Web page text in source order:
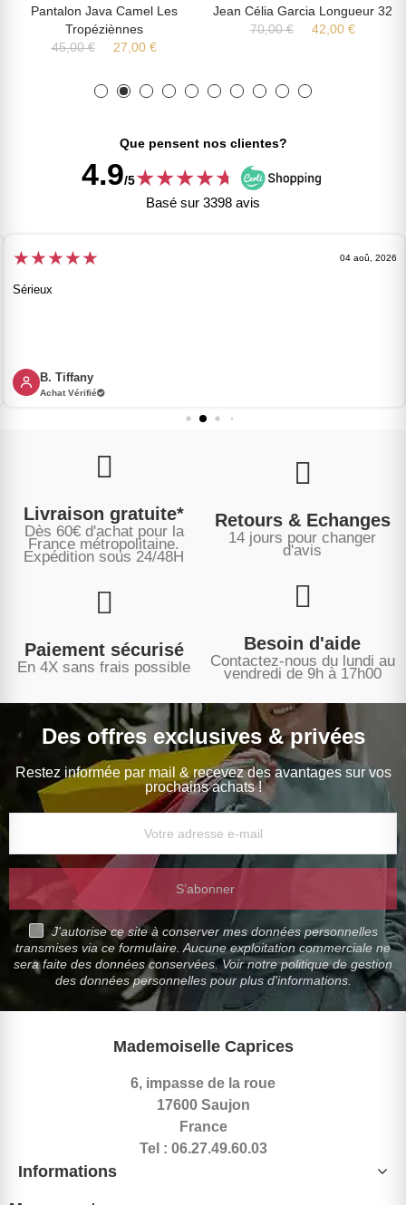
Pantalon Java Camel Les
Tropéziènnes
45,00 €
27,00 €
Jean Célia Garcia Longueur 32
70,00 €
42,00 €
Que pensent nos clientes?
4.9/5★★★★★
★
Basé sur 3398 avis
★★★★★ 04 aoû, 2026
Sérieux
B. Tiffany
Achat Vérifié
Livraison gratuite*
Dès 60€ d'achat pour la
France métropolitaine.
Expédition sous 24/48H
Retours & Echanges
14 jours pour changer
d'avis
Paiement sécurisé
En 4X sans frais possible
Besoin d'aide
Contactez-nous du lundi au
vendredi de 9h à 17h00
Des offres exclusives & privées
Restez informée par mail & recevez des avantages sur vos
prochains achats !
S’abonner
J'autorise ce site à conserver mes données personnelles
transmises via ce formulaire. Aucune exploitation commerciale ne
sera faite des données conservées. Voir notre politique de gestion
des données personnelles pour plus d'informations.
Mademoiselle Caprices
6, impasse de la roue
17600 Saujon
France
Tel : 06.27.49.60.03
Informations